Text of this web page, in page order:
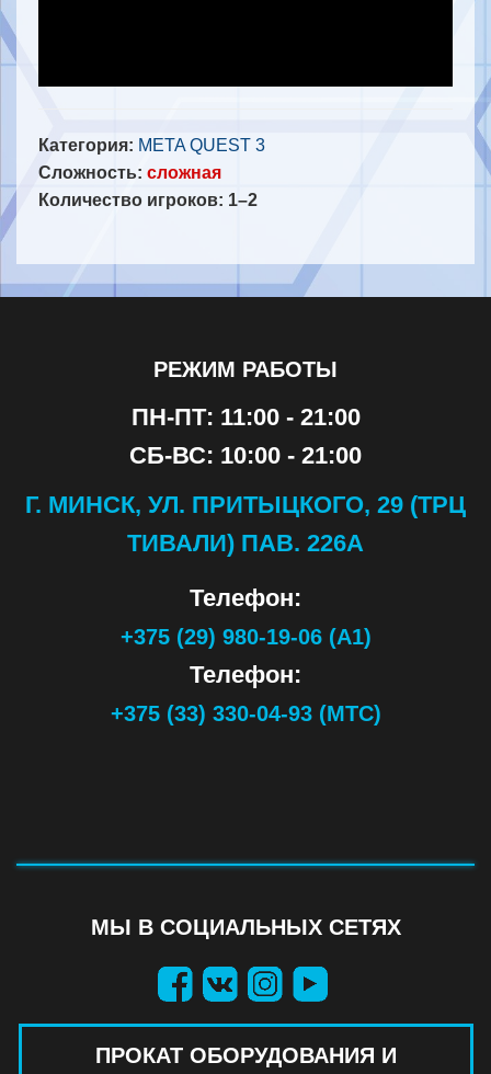
Категория: META QUEST 3
Сложность: сложная
Количество игроков: 1–2
РЕЖИМ РАБОТЫ
ПН-ПТ: 11:00 - 21:00
СБ-ВС: 10:00 - 21:00
Г. МИНСК, УЛ. ПРИТЫЦКОГО, 29 (ТРЦ
ТИВАЛИ) ПАВ. 226А
Телефон:
+375 (29) 980-19-06 (А1)
Телефон:
+375 (33) 330-04-93 (МТС)
МЫ В СОЦИАЛЬНЫХ СЕТЯХ
ПРОКАТ ОБОРУДОВАНИЯ И